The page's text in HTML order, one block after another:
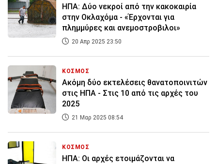
ΗΠΑ: Δύο νεκροί από την κακοκαιρία
στην Οκλαχόμα - «Έρχονται για
πλημμύρες και ανεμοστροβιλοι»
20 Απρ 2025 23:50
ΚΟΣΜΟΣ
Ακόμη δύο εκτελέσεις θανατοποινιτών
στις ΗΠΑ - Στις 10 από τις αρχές του
2025
21 Μαρ 2025 08:54
ΚΟΣΜΟΣ
ΗΠΑ: Οι αρχές ετοιμάζονται να